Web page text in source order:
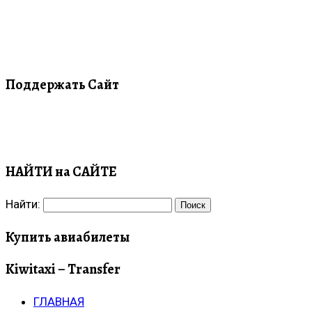
Поддержать Сайт
НАЙТИ на САЙТЕ
Найти:
Купить авиабилеты
Kiwitaxi – Transfer
ГЛАВНАЯ